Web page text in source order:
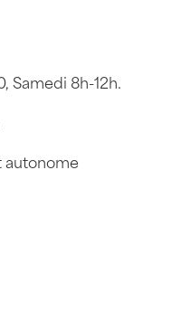
Samedi 8h-12h.
autonome